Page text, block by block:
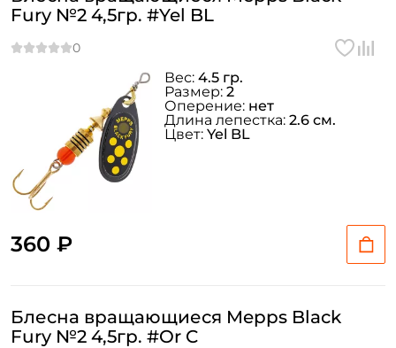
Fury №2 4,5гр. #Yel BL
360 ₽
Вес: 4.5 гр.
Размер: 2
Оперение: нет
Длина лепестка: 2.6 см.
Цвет: Yel BL
Блесна вращающиеся Mepps Black
Fury №2 4,5гр. #Or C